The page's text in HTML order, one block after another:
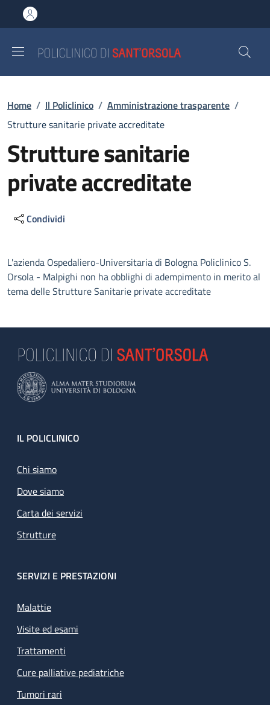
al contenuto principale
to footer content
Briciole di pane
Home / Il Policlinico / Amministrazione trasparente /
Strutture sanitarie private accreditate
Strutture sanitarie
private accreditate
Condividi
Descrizione
L'azienda Ospedaliero-Universitaria di Bologna Policlinico S.
Orsola - Malpighi non ha obblighi di adempimento in merito al
tema delle Strutture Sanitarie private accreditate
Footer
IL POLICLINICO
Chi siamo
Dove siamo
Carta dei servizi
Strutture
SERVIZI E PRESTAZIONI
Malattie
Visite ed esami
Trattamenti
Cure palliative pediatriche
Tumori rari